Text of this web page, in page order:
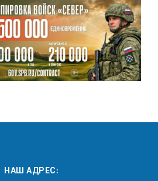
НАШ АДРЕС: